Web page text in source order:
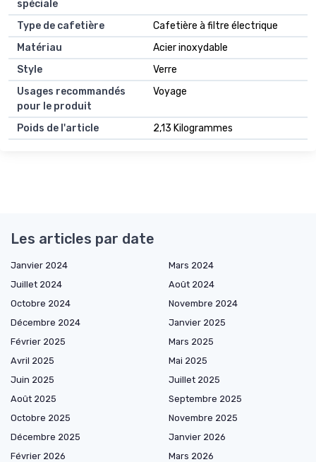
spéciale
Type de cafetière
Cafetière à filtre électrique
Matériau
Acier inoxydable
Style
Verre
Usages recommandés
pour le produit
Voyage
Poids de l'article 2,13 Kilogrammes
Les articles par date
Janvier 2024
Mars 2024
Juillet 2024
Août 2024
Octobre 2024
Novembre 2024
Décembre 2024
Janvier 2025
Février 2025
Mars 2025
Avril 2025
Mai 2025
Juin 2025
Juillet 2025
Août 2025
Septembre 2025
Octobre 2025
Novembre 2025
Décembre 2025
Janvier 2026
Février 2026
Mars 2026